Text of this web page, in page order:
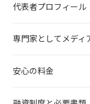
代表者プロフィール
専門家としてメディ
安心の料金